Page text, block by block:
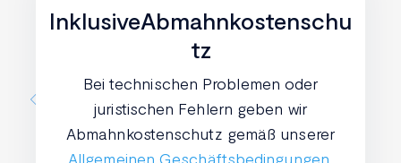
InklusiveAbmahnkostenschu
tz
Bei technischen Problemen oder
juristischen Fehlern geben wir
Abmahnkostenschutz gemäß unserer
Allgemeinen Geschäftsbedingungen